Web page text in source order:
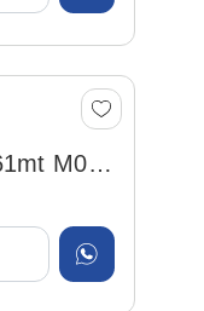
M01